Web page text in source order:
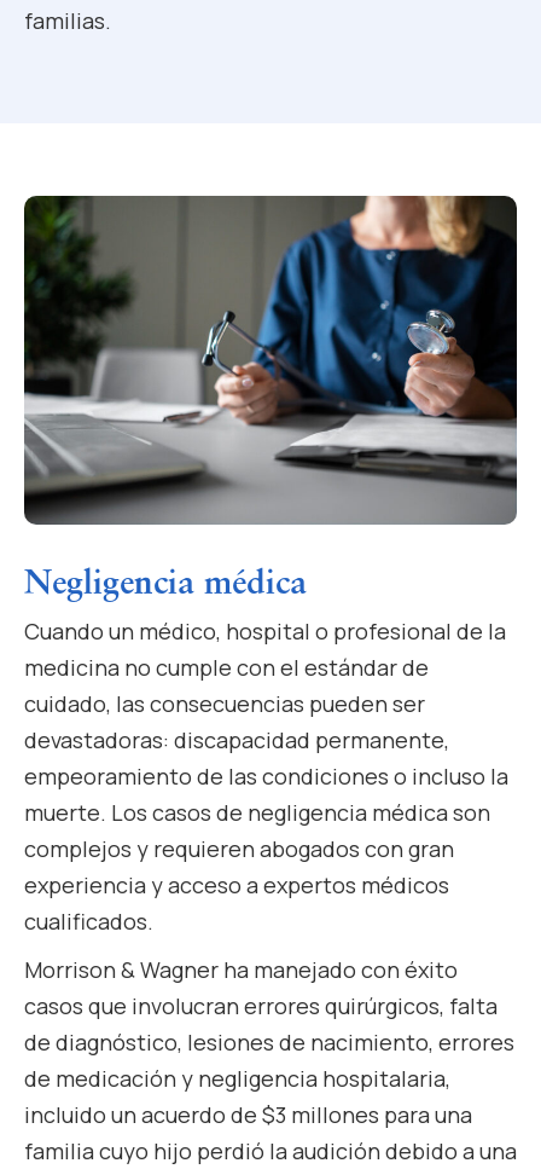
familias.
Negligencia médica
Cuando un médico, hospital o profesional de la
medicina no cumple con el estándar de
cuidado, las consecuencias pueden ser
devastadoras: discapacidad permanente,
empeoramiento de las condiciones o incluso la
muerte. Los casos de negligencia médica son
complejos y requieren abogados con gran
experiencia y acceso a expertos médicos
cualificados.
Morrison & Wagner ha manejado con éxito
casos que involucran errores quirúrgicos, falta
de diagnóstico, lesiones de nacimiento, errores
de medicación y negligencia hospitalaria,
incluido un acuerdo de $3 millones para una
familia cuyo hijo perdió la audición debido a una